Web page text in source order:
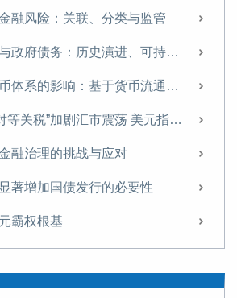
融风险：关联、分类与监管
美国的财政赤字与政府债务：历史演进、可持续性与中国应对
稳定币对国际货币体系的影响：基于货币流通域的分析
【NIFD季报】“对等关税”加剧汇市震荡 美元指数步入贬值周——2025H1人民币汇率分析报告
融治理的挑战与应对
著增加国债发行的必要性
霸权根基
指数报告（TIMG 2024）出版